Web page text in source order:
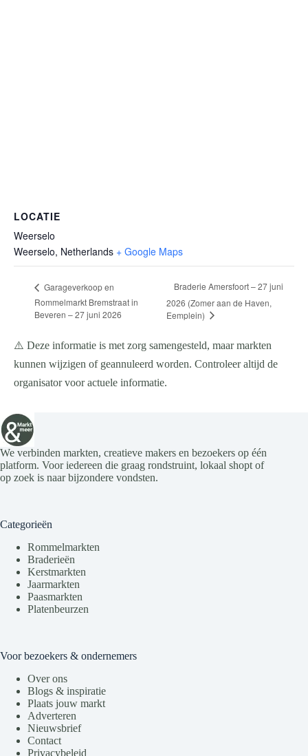
LOCATIE
Weerselo
Weerselo, Netherlands + Google Maps
Garageverkoop en
Rommelmarkt Bremstraat in
Beveren – 27 juni 2026
Braderie Amersfoort – 27 juni
2026 (Zomer aan de Haven,
Eemplein)
⚠️ Deze informatie is met zorg samengesteld, maar markten
kunnen wijzigen of geannuleerd worden. Controleer altijd de
organisator voor actuele informatie.
We verbinden markten, creatieve makers en bezoekers op één
platform. Voor iedereen die graag rondstruint, lokaal shopt of
op zoek is naar bijzondere vondsten.
Categorieën
Rommelmarkten
Braderieën
Kerstmarkten
Jaarmarkten
Paasmarkten
Platenbeurzen
Voor bezoekers & ondernemers
Over ons
Blogs & inspiratie
Plaats jouw markt
Adverteren
Nieuwsbrief
Contact
Privacybeleid